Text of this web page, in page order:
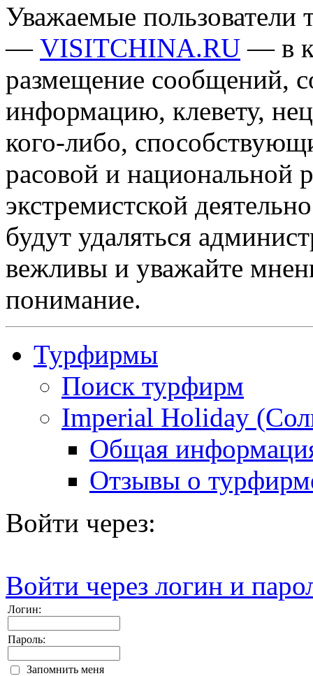
Уважаемые пользователи
— VISITCHINA.RU — в
размещение сообщений,
информацию, клевету,
кого-либо,
расовой и национальной
экстремистской
будут удаляться
вежливы и уважайте
понимание.
Турфирмы
Поиск турфирм
Imperial Holiday
Общая
Отзывы о
Войти через:
Войти через логин и
Логин:
Пароль:
Запомнить меня